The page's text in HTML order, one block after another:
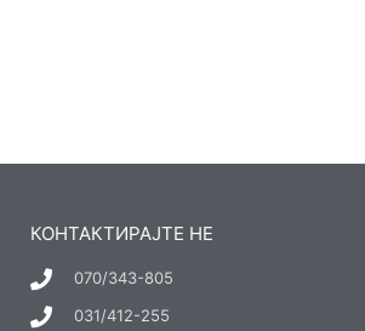
КОНТАКТИРАЈТЕ НЕ
070/343-805
031/412-255